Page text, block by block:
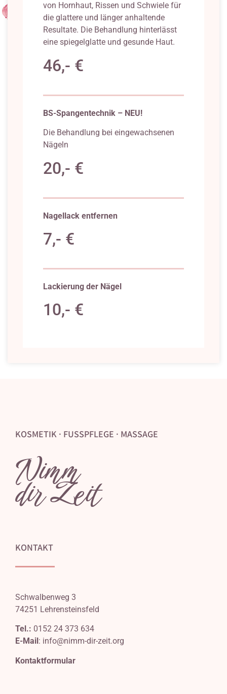
von Hornhaut, Rissen und Schwiele für
die glattere und länger anhaltende
Resultate. Die Behandlung hinterlässt
eine spiegelglatte und gesunde Haut.
46,- €
BS-Spangentechnik – NEU!
Die Behandlung bei eingewachsenen
Nägeln
20,- €
Nagellack entfernen
7,- €
Lackierung der Nägel
10,- €
KOSMETIK · FUSSPFLEGE · MASSAGE
Nimm
dir Zeit
KONTAKT
Schwalbenweg 3
74251 Lehrensteinsfeld
Tel.: 0152 24 373 634
E-Mail : info@nimm-dir-zeit.org
Kontaktformular